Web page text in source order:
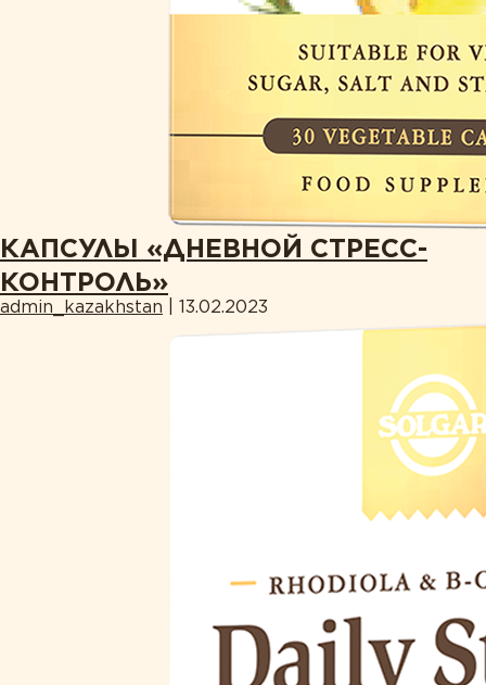
КАПСУЛЫ «ДНЕВНОЙ СТРЕСС-
КОНТРОЛЬ»
admin_kazakhstan 13.02.2023